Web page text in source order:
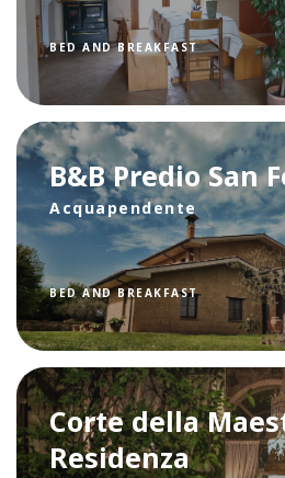
BED AND BREAKFAST
B&B Predio San
Acquapendente
BED AND BREAKFAST
Corte della
Residenza